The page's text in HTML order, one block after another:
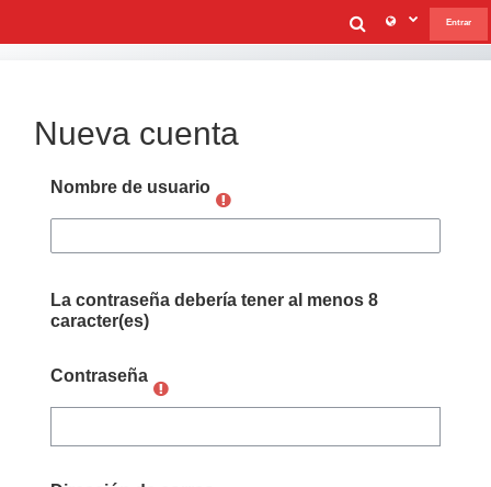
SelectorEntrar
Nueva cuenta
Nombre de usuario
La contraseña debería tener al menos 8
caracter(es)
Contraseña